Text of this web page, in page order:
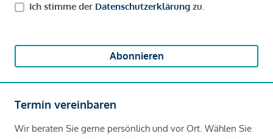
Ich stimme der Datenschutzerklärung zu.
Abonnieren
Termin vereinbaren
Wir beraten Sie gerne persönlich und vor Ort. Wählen Sie